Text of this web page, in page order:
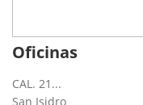
Oficinas
CAL. 21...
San Isidro